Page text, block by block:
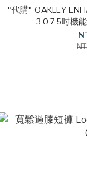
"代購" OAKLEY
3.0 7.5吋機